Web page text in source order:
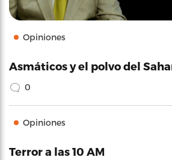
Opiniones
Asmáticos y el polvo del
0
Opiniones
Terror a las 10 AM